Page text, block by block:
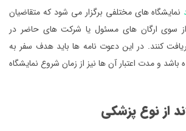
نمایشگاه های مختلفی برگزار می شود که متقاضیان
سوی ارگان های مسئول یا شرکت های حاضر در
کنند. در این دعوت نامه ها باید هدف سفر به
و مدت اعتبار آن ها نیز از زمان شروع نمایشگاه
از نوع پزشکی